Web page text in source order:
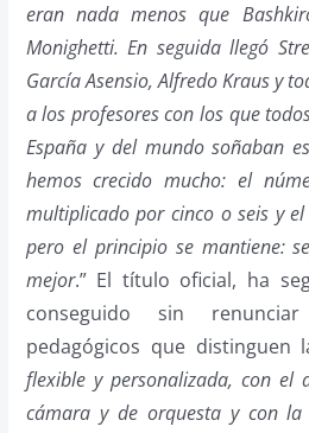
eran nada menos que
Monighetti. En seguida llegó
García Asensio, Alfredo Kraus y
a los profesores con los que
España y del mundo soñaban
hemos crecido mucho: el
multiplicado por cinco o seis y
pero el principio se mantiene:
mejor.” El título oficial, ha
conseguido sin
pedagógicos que distinguen
flexible y personalizada, con el
cámara y de orquesta y con